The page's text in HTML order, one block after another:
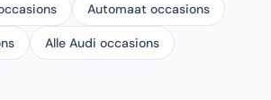
Automaat occasions
Alle Audi occasions